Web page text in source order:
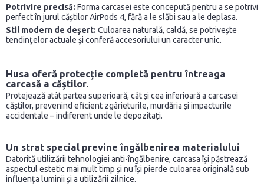
Potrivire precisă: Forma carcasei este concepută pentru a se potrivi
perfect în jurul căștilor AirPods 4, fără a le slăbi sau a le deplasa.
Stil modern de deșert: Culoarea naturală, caldă, se potrivește
tendințelor actuale și conferă accesoriului un caracter unic.
Husa oferă protecție completă pentru întreaga
carcasă a căștilor.
Protejează atât partea superioară, cât și cea inferioară a carcasei
căștilor, prevenind eficient zgârieturile, murdăria și impacturile
accidentale – indiferent unde le depozitați.
Un strat special previne îngălbenirea materialului
Datorită utilizării tehnologiei anti-îngălbenire, carcasa își păstrează
aspectul estetic mai mult timp și nu își pierde culoarea originală sub
influența luminii și a utilizării zilnice.